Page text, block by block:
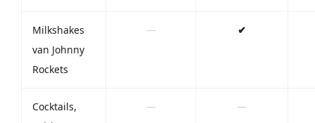
Milkshakes
van Johnny
Rockets
— ✔
Cocktails,
— —